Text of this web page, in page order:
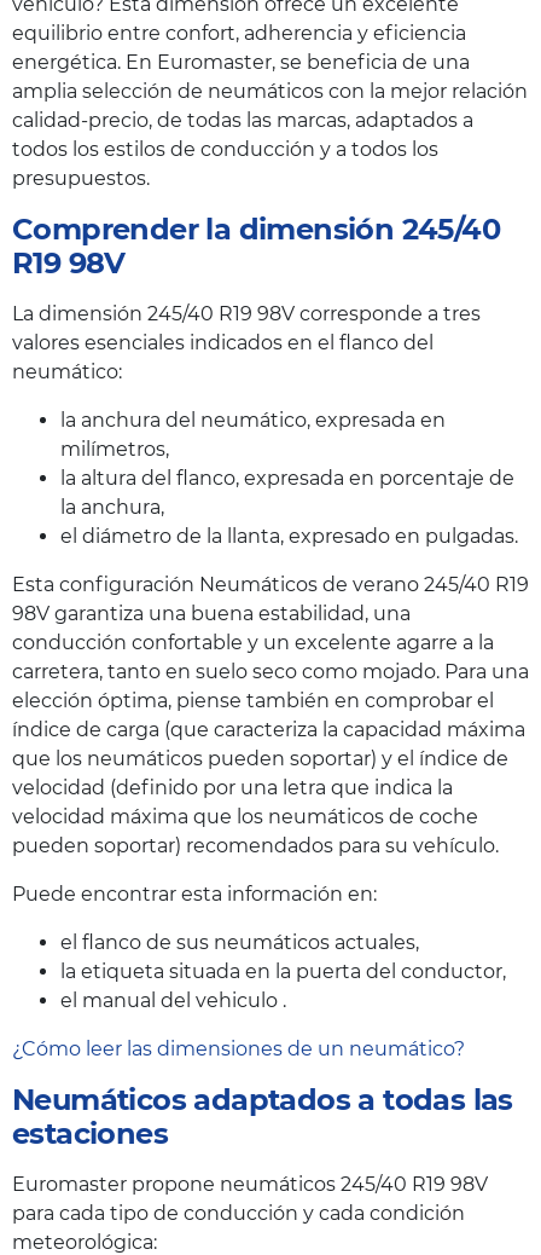
equilibrio entre confort, adherencia y eficiencia
energética. En Euromaster, se beneficia de una
amplia selección de neumáticos con la mejor relación
calidad-precio, de todas las marcas, adaptados a
todos los estilos de conducción y a todos los
presupuestos.
Comprender la dimensión 245/40
R19 98V
La dimensión 245/40 R19 98V corresponde a tres
valores esenciales indicados en el flanco del
neumático:
la anchura del neumático, expresada en
milímetros,
la altura del flanco, expresada en porcentaje de
la anchura,
el diámetro de la llanta, expresado en pulgadas.
Esta configuración Neumáticos de verano 245/40 R19
98V garantiza una buena estabilidad, una
conducción confortable y un excelente agarre a la
carretera, tanto en suelo seco como mojado. Para una
elección óptima, piense también en comprobar el
índice de carga (que caracteriza la capacidad máxima
que los neumáticos pueden soportar) y el índice de
velocidad (definido por una letra que indica la
velocidad máxima que los neumáticos de coche
pueden soportar) recomendados para su vehículo.
Puede encontrar esta información en:
el flanco de sus neumáticos actuales,
la etiqueta situada en la puerta del conductor,
el manual del vehiculo .
¿Cómo leer las dimensiones de un neumático?
Neumáticos adaptados a todas las
estaciones
Euromaster propone neumáticos 245/40 R19 98V
para cada tipo de conducción y cada condición
meteorológica: